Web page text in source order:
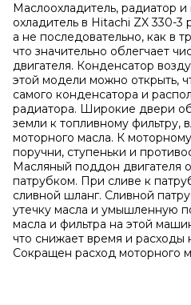
Маслоохладитель, радиатор
охладитель в Hitachi ZX 330-
а не последовательно, как в
что значительно облегчает
двигателя. Конденсатор
этой модели можно открыть,
самого конденсатора и
радиатора. Широкие двери
земли к топливному фильтру,
моторного масла. К
поручни, ступеньки и
Масляный поддон двигателя
патрубком. При сливе к
сливной шланг. Сливной
утечку масла и умышленную
масла и фильтра на этой
что снижает время и расходы
Сокращен расход моторного